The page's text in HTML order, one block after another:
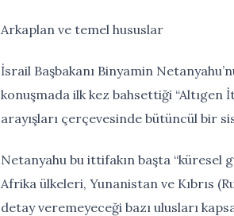
Arkaplan ve temel hususlar
İsrail Başbakanı Binyamin
konuşmada ilk kez bahsettiği
arayışları çerçevesinde bütüncül bir
Netanyahu bu ittifakın başta “küresel
Afrika ülkeleri, Yunanistan ve Kıbrıs
detay veremeyeceği bazı ulusları